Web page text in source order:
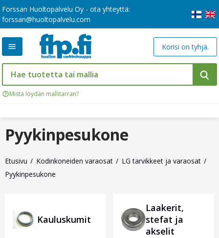
Forssan Huoltopalvelu Oy - ota yhteyttä:
forssan@huoltopalvelu.com
Mistä löydän mallitarran?
Korisi on tyhjä.
Etusivu Kodinkoneiden varaosat
LG tarvikkeet ja varaosat
Pyykinpesukone
Pyykinpesukone
Kauluskumit
Laakerit,
stefat ja
akselit